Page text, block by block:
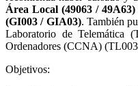
Área Local (49063 / 49A63)
(GI003 / GIA03). También
Laboratorio de Telemática
Ordenadores (CCNA)
Objetivos: